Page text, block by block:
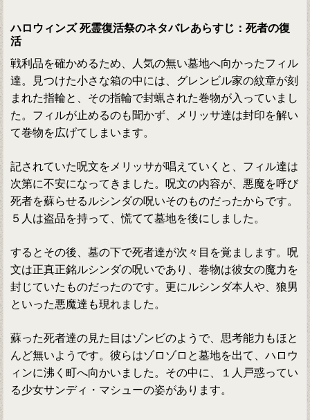
ハロウィンズ 死霊復活祭のネタバレあらすじ：死者の復
活
戦利品を確かめるため、人気の無い墓地へ向かったフィル
達。見つけた小さな箱の中には、グレンビル家の紋章が刻
まれた指輪と、その指輪で封蝋された巻物が入っていまし
た。フィルが止めるのも聞かず、メリッサ達は封印を解い
て巻物を広げてしまいます。
記されていた呪文をメリッサが唱えていくと、フィル達は
次第に不安になってきました。呪文の内容が、悪魔を呼び
死者を蘇らせるルシンダの呪いそのものだったからです。
５人は盗品を持って、慌てて墓地を後にしました。
するとその後、墓の下で死者達が次々目を覚まします。呪
文は正真正銘ルシンダの呪いであり、巻物は彼女の魔力を
封じていたものだったのです。更にルシンダ本人や、狼男
といった悪魔達も現れました。
蘇った死者達の見た目はゾンビのようで、思考能力もほと
んど無いようです。彼らはゾロゾロと墓地を出て、ハロウ
ィンに沸く町へ向かいました。その中に、１人戸惑ってい
る少女サンディ・マシューの姿があります。